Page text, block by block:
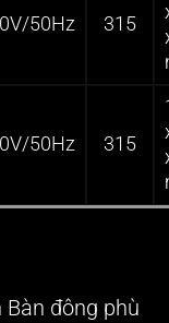
50Hz 315
50Hz 315
Bàn đông phù